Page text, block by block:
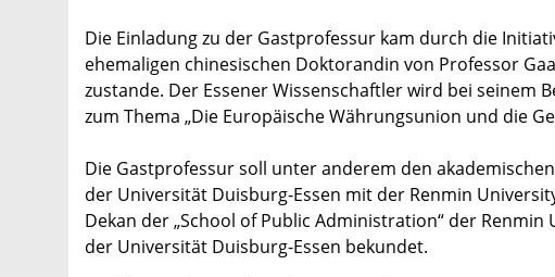
Die Einladung zu der Gastprofessur kam durch die
ehemaligen chinesischen Doktorandin von Professor
zustande. Der Essener Wissenschaftler wird bei seinem
zum Thema „Die Europäische Währungsunion und die
Die Gastprofessur soll unter anderem den
der Universität Duisburg-Essen mit der Renmin
Dekan der „School of Public Administration“ der
der Universität Duisburg-Essen bekundet.